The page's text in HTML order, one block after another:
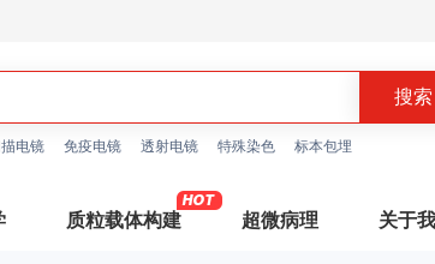
电镜 免疫电镜 透射电镜 特殊染色 标本包埋
质粒载体构建 超微病理 关于